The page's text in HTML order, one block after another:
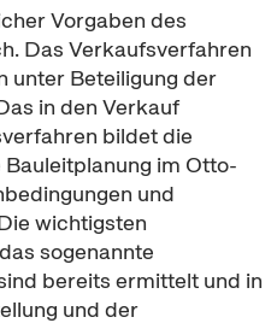
Vorgaben des
Das Verkaufsverfahren
unter Beteiligung der
in den Verkauf
bildet die
im Otto-
und
wichtigsten
sogenannte
bereits ermittelt und in
und der